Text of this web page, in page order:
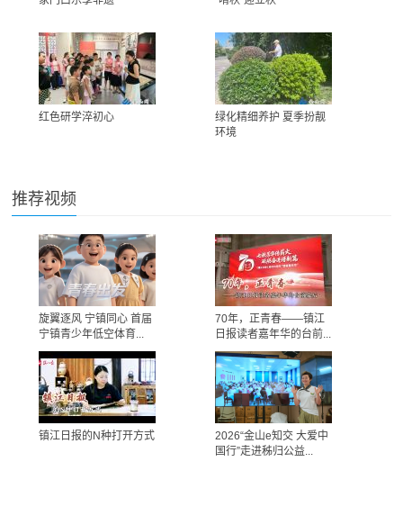
红色研学淬初心
绿化精细养护 夏季扮靓
环境
推荐视频
旋翼逐风 宁镇同心 首届
宁镇青少年低空体育...
70年，正青春——镇江
日报读者嘉年华的台前...
镇江日报的N种打开方式
2026“金山e知交 大爱中
国行”走进秭归公益...